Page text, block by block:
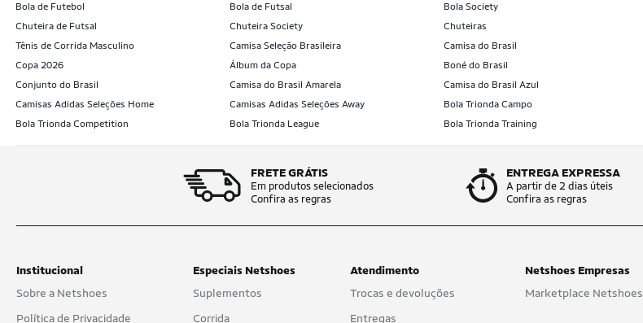
Bola de Futebol Bola de Futsal Bola Society
Chuteira de Futsal
Chuteira Society Chuteiras
Tênis de Corrida Masculino
Camisa Seleção Brasileira Camisa do Brasil
Copa 2026
Álbum da Copa Boné do Brasil
Conjunto do Brasil
Camisa do Brasil Amarela Camisa do Brasil Azul
Camisas Adidas Seleções Home
Camisas Adidas Seleções Away Bola Trionda Campo
Bola Trionda Competition
Bola Trionda League Bola Trionda Training
FRETE GRÁTIS
Em produtos selecionados
Confira as regras
ENTREGA EXPRESSA
A partir de 2 dias úteis
Confira as regras
Institucional
Sobre a Netshoes
Política de Privacidade
Especiais Netshoes
Suplementos
Corrida
Atendimento
Trocas e devoluções
Entregas
Netshoes Empresas
Marketplace Netshoes